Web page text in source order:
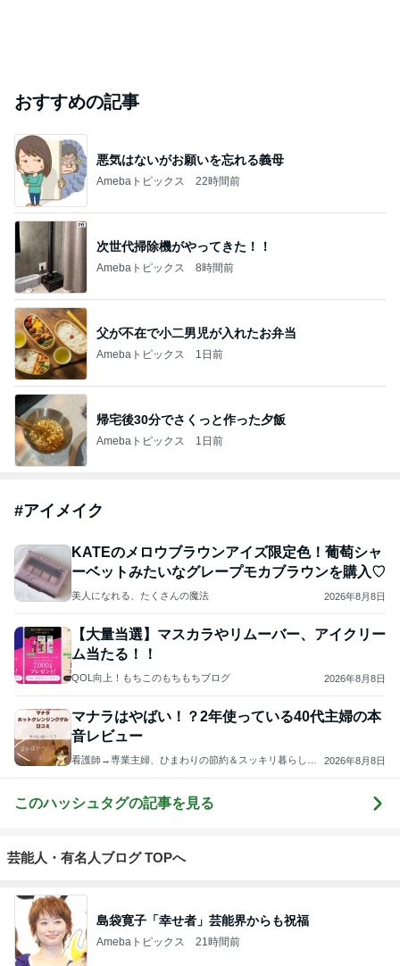
おすすめの記事
悪気はないがお願いを忘れる義母
Amebaトピックス 22時間前
次世代掃除機がやってきた！！
Amebaトピックス 8時間前
父が不在で小二男児が入れたお弁当
Amebaトピックス 1日前
帰宅後30分でさくっと作った夕飯
Amebaトピックス 1日前
#アイメイク
KATEのメロウブラウンアイズ限定色！葡萄シャ
ーベットみたいなグレープモカブラウンを購入♡
美人になれる、たくさんの魔法 2026年8月8日
【大量当選】マスカラやリムーバー、アイクリー
ム当たる！！
QOL向上！もちこのもちもちブログ 2026年8月8日
マナラはやばい！？2年使っている40代主婦の本
音レビュー
看護師→専業主婦、ひまわりの節約＆スッキリ暮らしブ
2026年8月8日
このハッシュタグの記事を見る
芸能人・有名人ブログ TOPへ
島袋寛子「幸せ者」芸能界からも祝福
Amebaトピックス 21時間前